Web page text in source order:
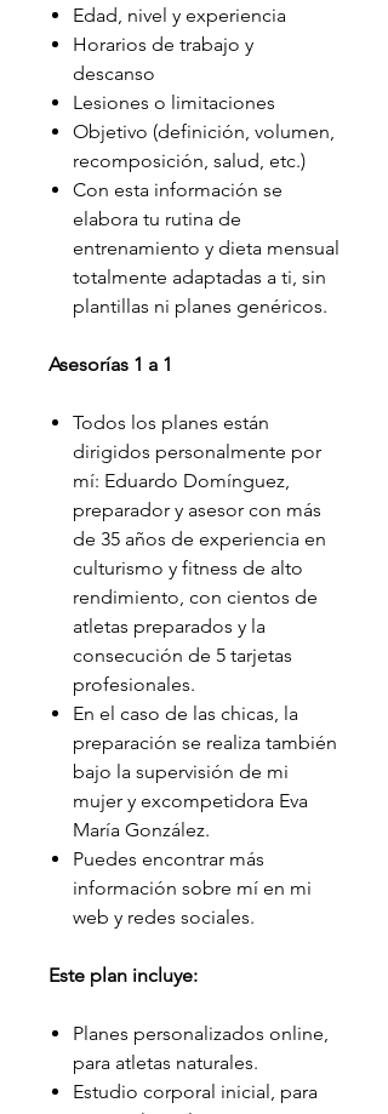
Edad, nivel y experiencia
Horarios de trabajo y
descanso
Lesiones o limitaciones
Objetivo (definición, volumen,
recomposición, salud, etc.)
Con esta información se
elabora tu rutina de
entrenamiento y dieta mensual
totalmente adaptadas a ti, sin
plantillas ni planes genéricos.
Asesorías 1 a 1
Todos los planes están
dirigidos personalmente por
mí: Eduardo Domínguez,
preparador y asesor con más
de 35 años de experiencia en
culturismo y fitness de alto
rendimiento, con cientos de
atletas preparados y la
consecución de 5 tarjetas
profesionales.
En el caso de las chicas, la
preparación se realiza también
bajo la supervisión de mi
mujer y excompetidora Eva
María González.
Puedes encontrar más
información sobre mí en mi
web y redes sociales.
Este plan incluye:
Planes personalizados online,
para atletas naturales.
Estudio corporal inicial, para